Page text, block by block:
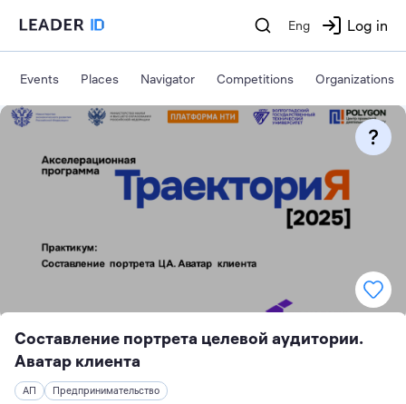
Eng Log in
Events Places Navigator Competitions Organizations
Составление портрета целевой аудитории.
Аватар клиента
АП Предпринимательство